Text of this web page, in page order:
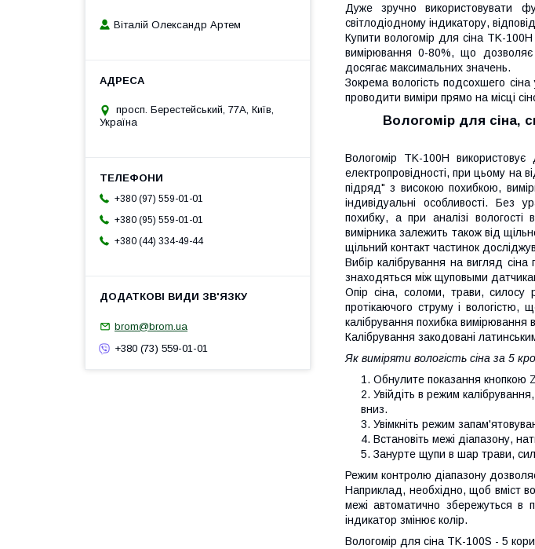
Дуже зручно використовувати
світлодіодному індикатору,
Купити вологомір для сіна TK-
вимірювання 0-80%, що дозволяє
досягає максимальних значень.
Зокрема вологість подсохшего
проводити виміри прямо на місці
Вологомір для сіна,
Вологомір TK-100H
електропровідності, при цьому на
підряд" з високою похибкою,
індивідуальні особливості. Без
похибку, а при аналізі
вимірника залежить також від
щільний контакт частинок
Вибір калібрування на вигляд
знаходяться між щуповыми
Опір сіна, соломи, трави, силосу
протікаючого струму і вологістю,
калібрування похибка вимірювання
Калібрування закодовані
Як виміряти вологість сіна за 5
Обнулите показання кнопкою
Увійдіть в режим
вниз.
Увімкніть режим
Встановіть межі діапазону,
Занурте щупи в шар трави,
Режим контролю діапазону
Наприклад, необхідно, щоб вміст
межі автоматично збережуться в
індикатор змінює колір.
Вологомір для сіна TK-100S - 5
Віталій Олександр Артем
просп. Берестейський, 77А, Київ,
Україна
+380 (97) 559-01-01
+380 (95) 559-01-01
+380 (44) 334-49-44
brom@brom.ua
+380 (73) 559-01-01